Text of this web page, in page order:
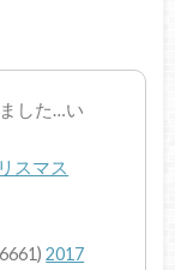
した…い
スマス
2017